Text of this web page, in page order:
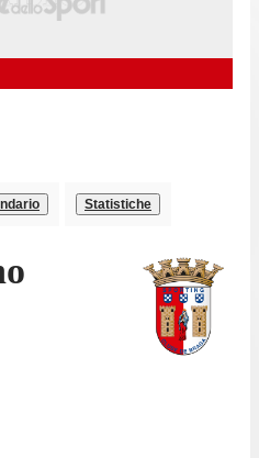
Statistiche